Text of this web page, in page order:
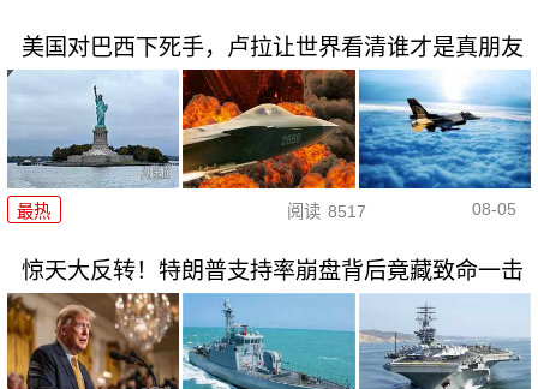
美国对巴西下死手，卢拉让世界看清谁才是真朋友
最热 阅读 8517 08-05
惊天大反转！特朗普支持率崩盘背后竟藏致命一击